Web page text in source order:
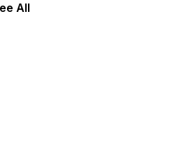
or backward.
All